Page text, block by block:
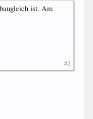
ist. Am
#2